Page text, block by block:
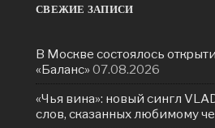
СВЕЖИЕ ЗАПИСИ
В Москве состоялось
«Баланс» 07.08.2026
«Чья вина»: новый сингл
слов, сказанных любимому